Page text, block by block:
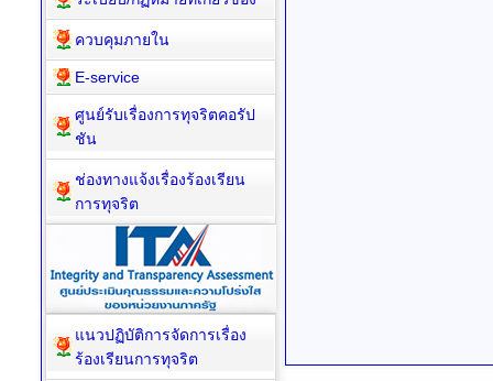
ระเบียบ/กฏหมายที่เกี่ยวข้อง
ควบคุมภายใน
E-service
ศูนย์รับเรื่องการทุจริตคอรัป
ชัน
ช่องทางแจ้งเรื่องร้องเรียน
การทุจริต
แนวปฏิบัติการจัดการเรื่อง